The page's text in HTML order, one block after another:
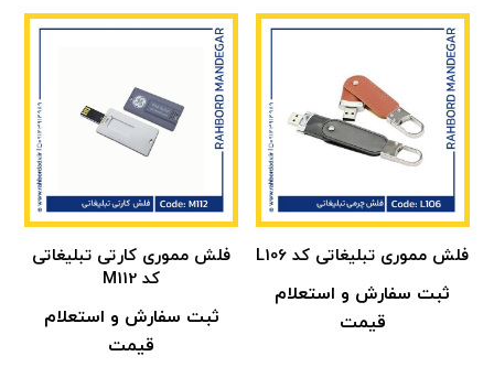
فلش مموری تبلیغاتی کد L106
ثبت سفارش و استعلام
قیمت
فلش مموری کارتی تبلیغاتی
کد M112
ثبت سفارش و استعلام
قیمت